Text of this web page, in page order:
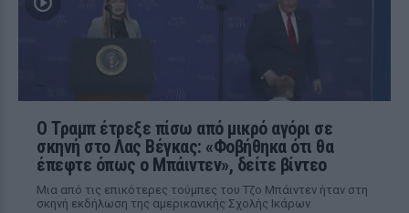
Ο Τραμπ έτρεξε πίσω από μικρό αγόρι σε
σκηνή στο Λας Βέγκας: «Φοβήθηκα ότι θα
έπεφτε όπως ο Μπάιντεν», δείτε βίντεο
Μια από τις επικότερες τούμπες του Τζο Μπάιντεν ήταν στη
σκηνή εκδήλωση της αμερικανικής Σχολής Ικάρων